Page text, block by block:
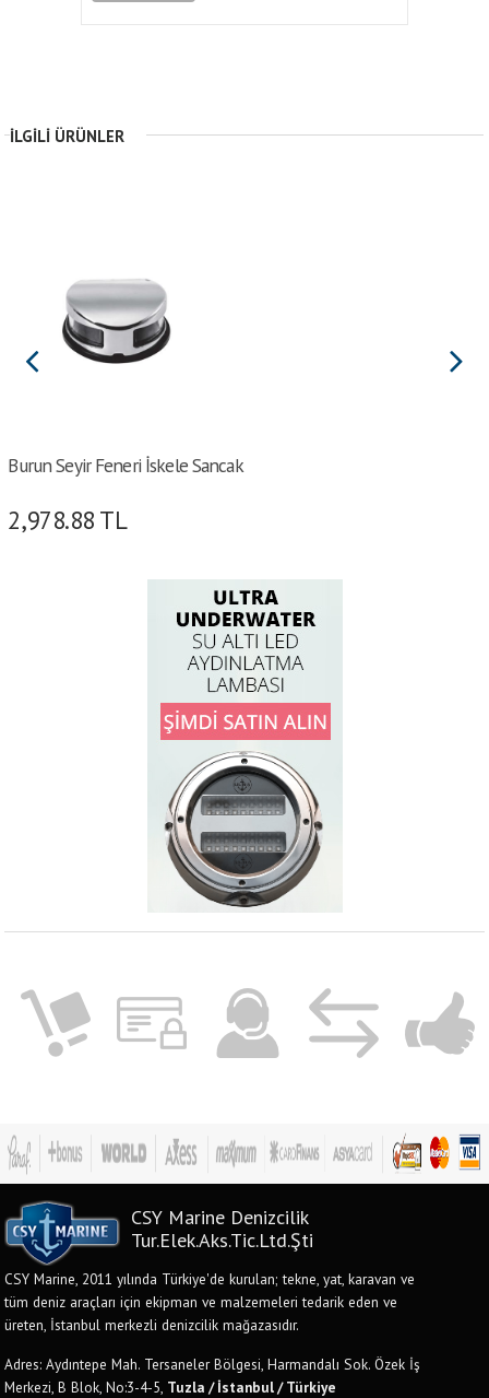
İLGILI ÜRÜNLER
Burun Seyir Feneri İskele Sancak
2,978.88 TL
CSY Marine Denizcilik
Tur.Elek.Aks.Tic.Ltd.Şti
CSY Marine, 2011 yılında Türkiye'de kurulan; tekne, yat, karavan ve
tüm deniz araçları için ekipman ve malzemeleri tedarik eden ve
üreten, İstanbul merkezli denizcilik mağazasıdır.
Adres: Aydıntepe Mah. Tersaneler Bölgesi, Harmandalı Sok. Özek İş
Merkezi, B Blok, No:3-4-5, Tuzla / İstanbul / Türkiye